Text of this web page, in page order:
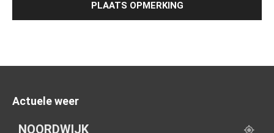
Actuele weer
NOORDWIJK